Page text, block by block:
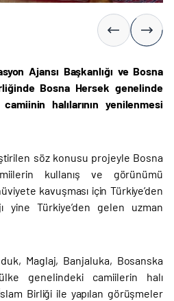
Ajansı Başkanlığı ve Bosna
Bosna Hersek genelinde
halılarının yenilenmesi
söz konusu projeyle Bosna
kullanış ve görünümü
kavuşması için Türkiye’den
yine Türkiye’den gelen uzman
Maglaj, Banjaluka, Bosanska
genelindeki camiilerin halı
Birliği ile yapılan görüşmeler